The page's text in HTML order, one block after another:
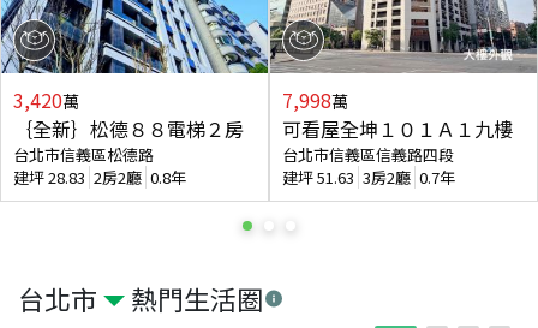
台北市 熱門生活圈
3,420萬
｛全新｝松德８８電梯２房
台北市信義區松德路
建坪28.83 2房2廳 0.8年
7,998萬
可看屋全坤１０１Ａ１九樓
台北市信義區信義路四段
建坪51.63 3房2廳 0.7年